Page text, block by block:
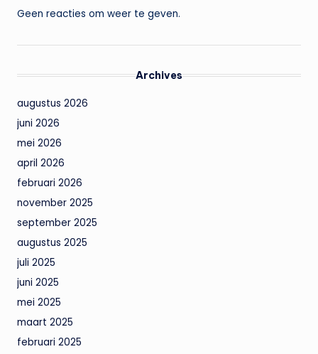
Geen reacties om weer te geven.
Archives
augustus 2026
juni 2026
mei 2026
april 2026
februari 2026
november 2025
september 2025
augustus 2025
juli 2025
juni 2025
mei 2025
maart 2025
februari 2025